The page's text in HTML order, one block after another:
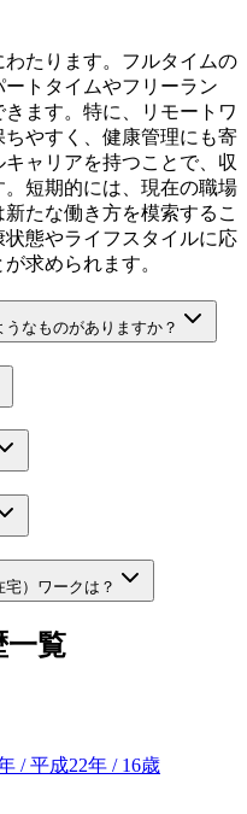
たります。フルタイムの
トタイムやフリーラン
ます。特に、リモートワ
やすく、健康管理にも寄
ャリアを持つことで、収
短期的には、現在の職場
たな働き方を模索するこ
態やライフスタイルに応
求められます。
なものがありますか？
）ワークは？
一覧
/ 平成22年 / 16歳